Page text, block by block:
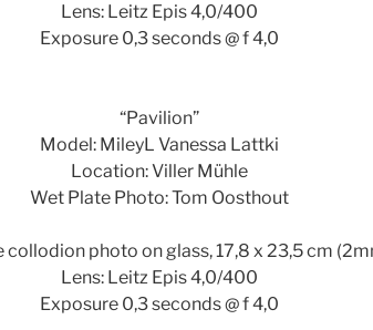
Lens: Leitz Epis 4,0/400
Exposure 0,3 seconds @ f 4,0
“Pavilion”
Model: MileyL Vanessa Lattki
Location: Viller Mühle
Wet Plate Photo: Tom Oosthout
collodion photo on glass, 17,8 x 23,5 cm
Lens: Leitz Epis 4,0/400
Exposure 0,3 seconds @ f 4,0